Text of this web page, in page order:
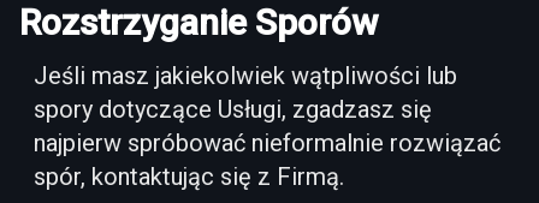
Rozstrzyganie Sporów
Jeśli masz jakiekolwiek wątpliwości lub
spory dotyczące Usługi, zgadzasz się
najpierw spróbować nieformalnie rozwiązać
spór, kontaktując się z Firmą.